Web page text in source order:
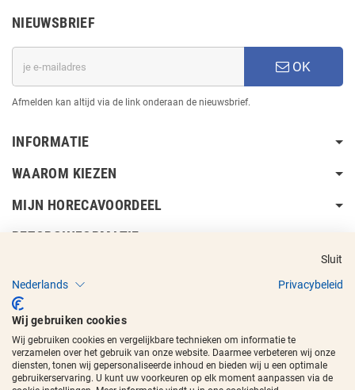
NIEUWSBRIEF
OK
Afmelden kan altijd via de link onderaan de nieuwsbrief.
INFORMATIE
WAAROM KIEZEN
MIJN HORECAVOORDEEL
BEZORGINFORMATIE
Copyright © 2017 - 2026 Horecavoordeelen de beeldmerken zijn
geregistreerde handelsmerken.
Sluit
Nederlands
Privacybeleid
Wij gebruiken cookies
Wij gebruiken cookies en vergelijkbare technieken om informatie te
verzamelen over het gebruik van onze website. Daarmee verbeteren wij onze
diensten, tonen wij gepersonaliseerde inhoud en bieden wij u een optimale
gebruikerservaring. U kunt uw voorkeuren op elk moment aanpassen via de